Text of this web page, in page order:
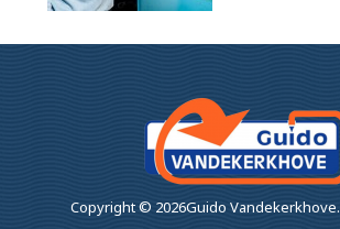
Copyright © 2026Guido Vandekerkhove.